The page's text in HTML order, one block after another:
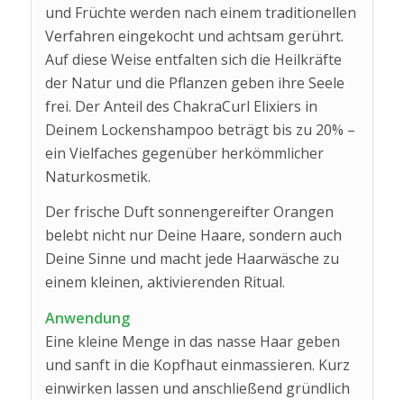
und Früchte werden nach einem traditionellen
Verfahren eingekocht und achtsam gerührt.
Auf diese Weise entfalten sich die Heilkräfte
der Natur und die Pflanzen geben ihre Seele
frei. Der Anteil des ChakraCurl Elixiers in
Deinem Lockenshampoo beträgt bis zu 20% –
ein Vielfaches gegenüber herkömmlicher
Naturkosmetik.
Der frische Duft sonnengereifter Orangen
belebt nicht nur Deine Haare, sondern auch
Deine Sinne und macht jede Haarwäsche zu
einem kleinen, aktivierenden Ritual.
Anwendung
Eine kleine Menge in das nasse Haar geben
und sanft in die Kopfhaut einmassieren. Kurz
einwirken lassen und anschließend gründlich